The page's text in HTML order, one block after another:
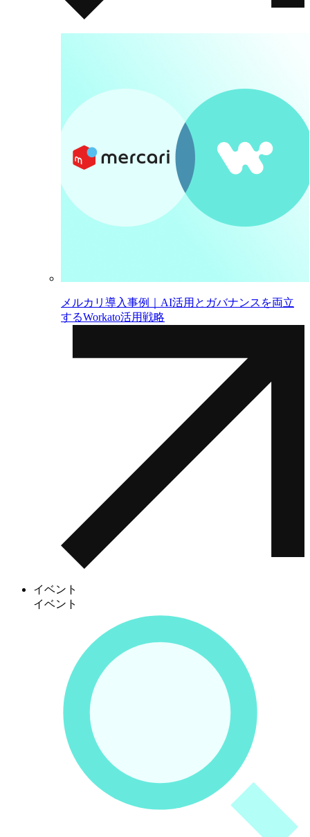
メルカリ導入事例｜AI活用とガバナンスを両立
するWorkato活用戦略
イベント
イベント